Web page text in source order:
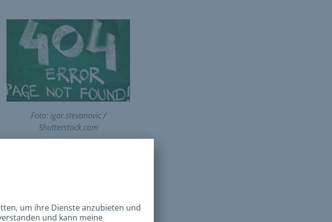
Foto: igor.stevanovic /
Shutterstock.com
Inhalt überunsere